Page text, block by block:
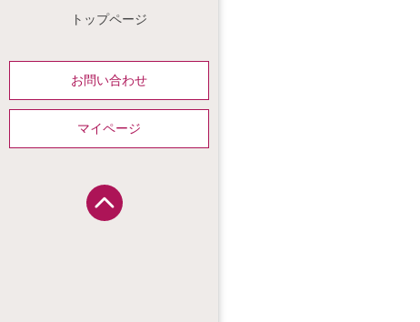
トップページ
お問い合わせ
マイページ